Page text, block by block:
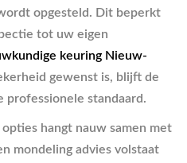
opgesteld. Dit beperkt
tot uw eigen
keuring Nieuw-
gewenst is, blijft de
professionele standaard.
hangt nauw samen met
mondeling advies volstaat